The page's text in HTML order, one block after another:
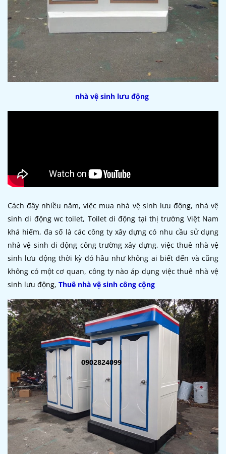
nhà vệ sinh lưu động
Cách đây nhiều năm, việc mua nhà vệ sinh lưu động, nhà vệ
sinh di động wc toilet, Toilet di động tại thị trường Việt Nam
khá hiếm, đa số là các công ty xây dựng có nhu cầu sử dụng
nhà vệ sinh di động công trường xây dựng, việc thuê nhà vệ
sinh lưu động thời kỳ đó hầu như không ai biết đến và cũng
không có một cơ quan, công ty nào áp dụng việc thuê nhà vệ
sinh lưu động, Thuê nhà vệ sinh công cộng